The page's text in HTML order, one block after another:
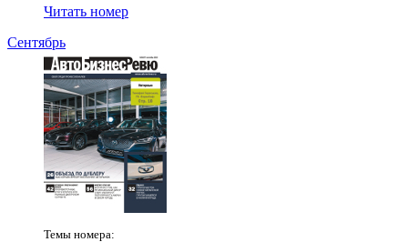
Читать номер
Сентябрь
Темы номера: